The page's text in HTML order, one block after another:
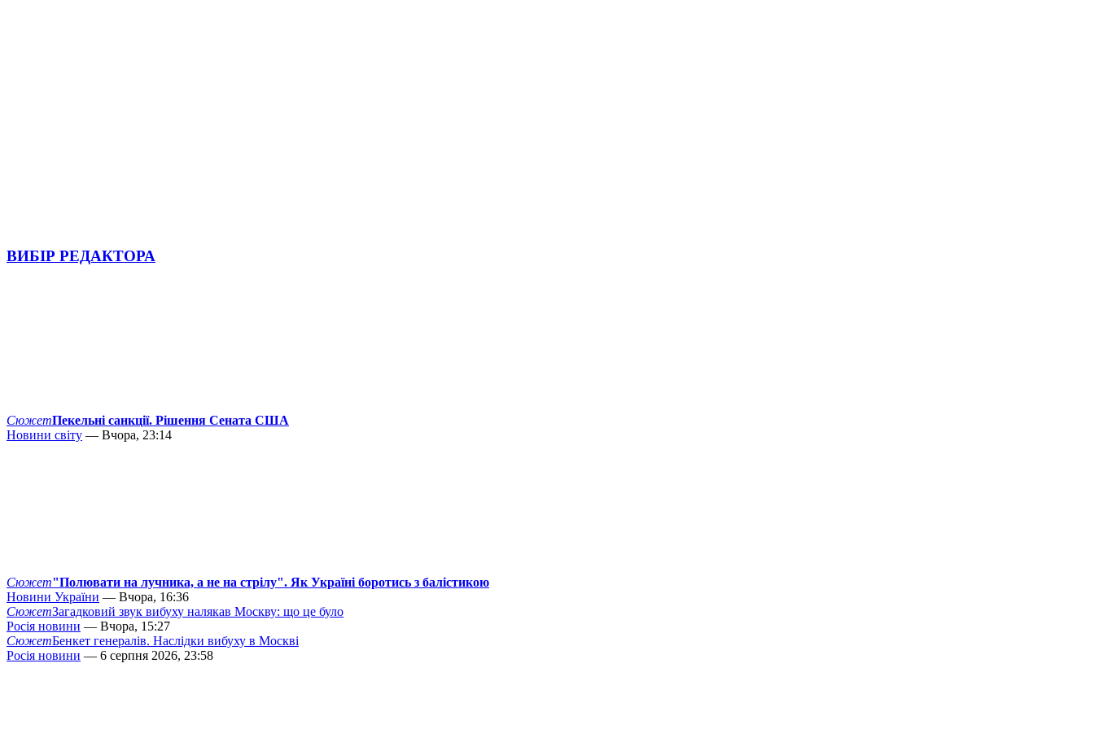
ВИБІР РЕДАКТОРА
СюжетПекельні санкції. Рішення Сената США
Новини світу — Вчора, 23:14
Сюжет"Полювати на лучника, а не на стрілу". Як Україні боротись з балістикою
Новини України — Вчора, 16:36
СюжетЗагадковий звук вибуху налякав Москву: що це було
Росія новини — Вчора, 15:27
СюжетБенкет генералів. Наслідки вибуху в Москві
Росія новини — 6 серпня 2026, 23:58